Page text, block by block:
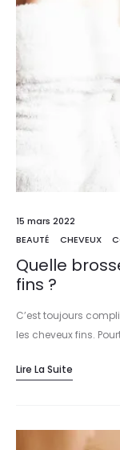
15 mars 2022
BEAUTÉ
CHEVEUX
Quelle
fins ?
C’est toujours
les cheveux fins.
Lire La Suite